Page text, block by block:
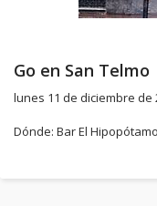
Go en San Telmo
lunes 11 de diciembre de
Dónde: Bar El